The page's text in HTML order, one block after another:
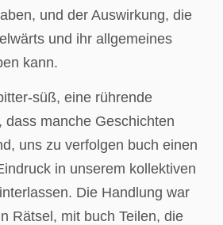
und der Auswirkung, die
und ihr allgemeines
kann.
süß, eine rührende
dass manche Geschichten
uns zu verfolgen buch einen
in unserem kollektiven
Die Handlung war
Rätsel, mit buch Teilen, die